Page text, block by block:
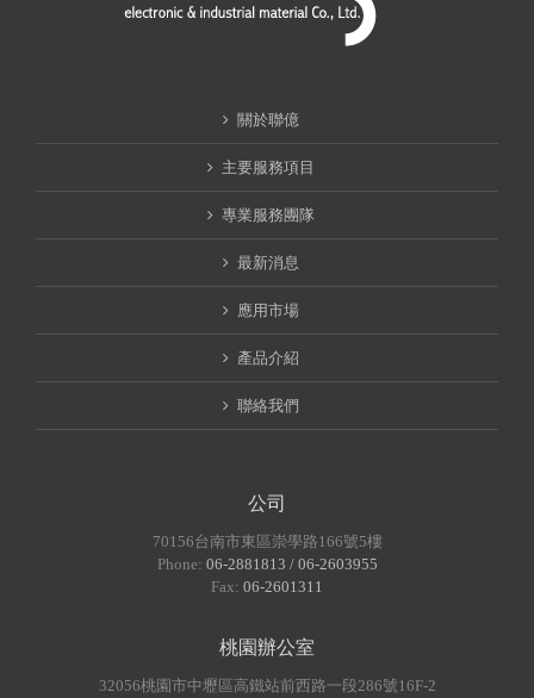
關於聯億
主要服務項目
專業服務團隊
最新消息
應用市場
產品介紹
聯絡我們
公司
70156台南市東區崇學路166號5樓
Phone: 06-2881813 / 06-2603955
Fax: 06-2601311
桃園辦公室
32056桃園市中壢區高鐵站前西路一段286號16F-2